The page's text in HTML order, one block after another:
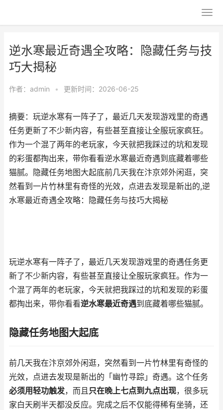
逆水寒最近奇遇全攻略：隐藏任务与技
巧大揭秘
作者： admin • 更新时间：2026-06-25
摘要：玩逆水寒有一阵子了，最近几天发现游戏里的奇遇
任务更新了不少新内容，有些甚至直接让全服玩家疯狂。
作为一个混了两年的老玩家，今天就把我踩过的坑和发现
的彩蛋都掏出来，带你看看逆水寒最近奇遇到底藏着哪些
猫腻。隐藏任务地图大起底前几天我在汴京郊外闲逛，突
然看到一片竹林里有奇怪的光效，点进去发现是新出的,逆
水寒最近奇遇全攻略：隐藏任务与技巧大揭秘
玩逆水寒有一阵子了，最近几天发现游戏里的奇遇任务更
新了不少新内容，有些甚至直接让全服玩家疯狂。作为一
个混了两年的老玩家，今天就把我踩过的坑和发现的彩蛋
都掏出来，带你看看逆水寒最近奇遇到底藏着哪些猫腻。
隐藏任务地图大起底
前几天我在汴京郊外闲逛，突然看到一片竹林里有奇怪的
光效，点进去发现是新出的「幽竹寻踪」奇遇。这个任务
必须用轻功触发，而且只在晚上七点到九点出现，很多玩
家白天刷半天都没反应。完成之后不仅能得稀有坐骑，还